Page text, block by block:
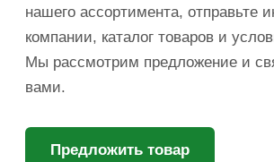
нашего ассортимента, отправьте
компании, каталог товаров и
Мы рассмотрим предложение и
вами.
Предложить товар